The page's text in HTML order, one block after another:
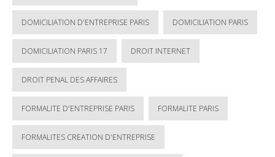
DOMICILIATION D'ENTREPRISE PARIS DOMICILIATION PARIS
DOMICILIATION PARIS 17 DROIT INTERNET
DROIT PENAL DES AFFAIRES
FORMALITE D'ENTREPRISE PARIS FORMALITE PARIS
FORMALITES CREATION D'ENTREPRISE